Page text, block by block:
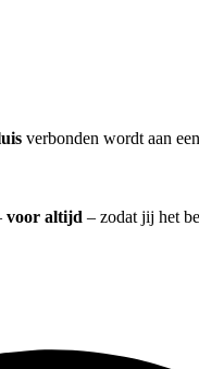
verbonden wordt aan
voor altijd – zodat jij het